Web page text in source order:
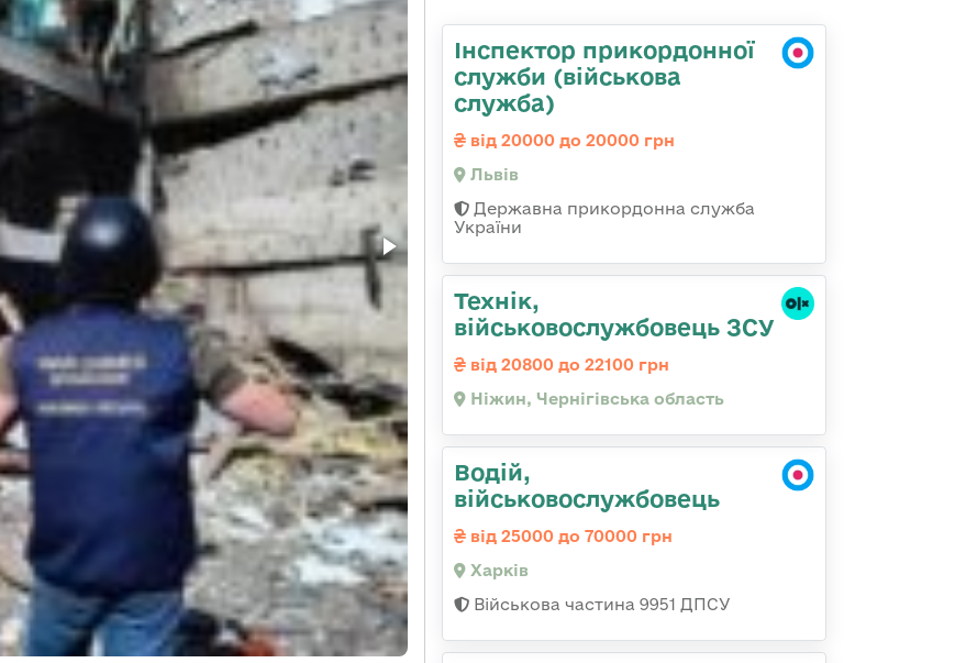
Інспектор прикордонної
служби (військова
служба)
від 20000 до 20000 грн
Львів
Державна прикордонна служба
України
Технік,
військовослужбовець ЗСУ
від 20800 до 22100 грн
Ніжин, Чернігівська область
Водій,
військовослужбовець
від 25000 до 70000 грн
Харків
Військова частина 9951 ДПСУ